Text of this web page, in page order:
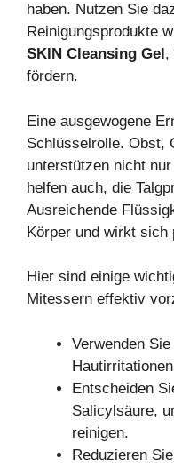
haben. Nutzen Sie
Reinigungsprodukte
SKIN Cleansing Gel ,
fördern.
Eine ausgewogene
Schlüsselrolle. Obst,
unterstützen nicht
helfen auch, die
Ausreichende
Körper und wirkt sich
Hier sind einige
Mitessern effektiv
Verwenden
Entscheiden
Salicylsäure,
reinigen.
Reduzieren